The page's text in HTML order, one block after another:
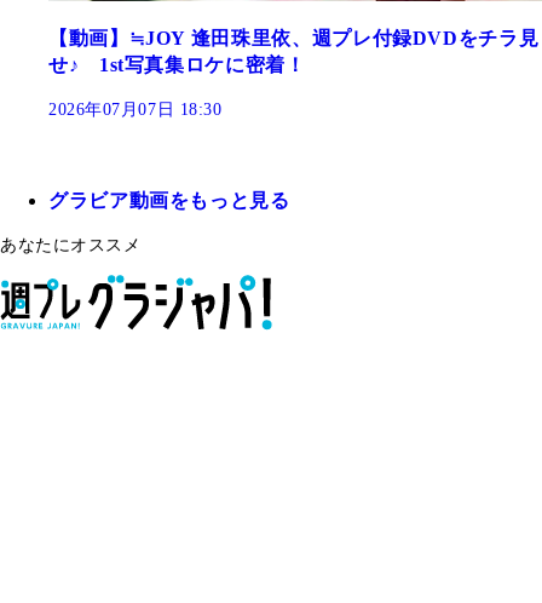
【動画】≒JOY 逢田珠里依、週プレ付録DVDをチラ見
せ♪ 1st写真集ロケに密着！
2026年07月07日 18:30
グラビア動画をもっと見る
あなたにオススメ